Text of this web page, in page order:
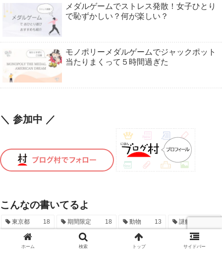
メダルゲームでストレス発散！女子ひとり
で恥ずかしい？何が楽しい？
モノポリーメダルゲームでジャックポット
当たりまくって５時間過ぎた
＼ 参加中 ／
こんなの書いてるよ
東京都 18 期間限定 18 動物 13 謎解き
アミューズメントパーク 11 雑貨
ホーム 検索 トップ サイドバー